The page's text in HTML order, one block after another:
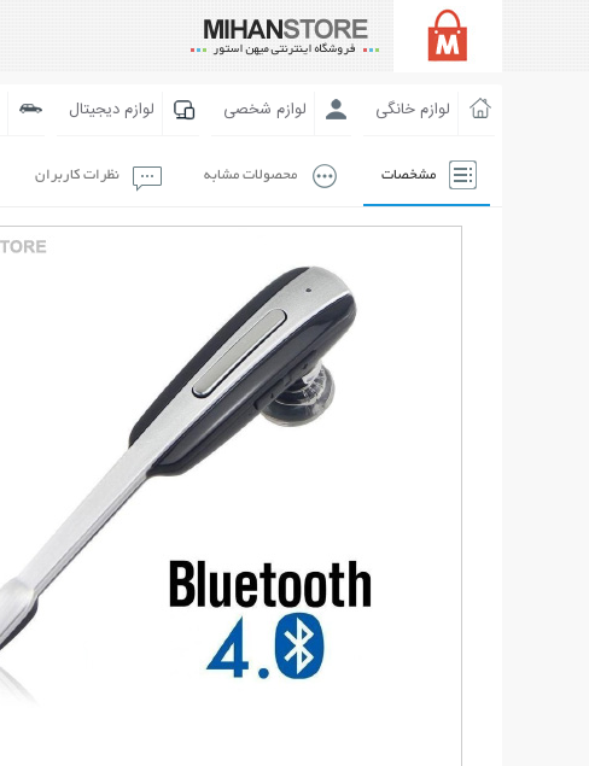
لوازم خانگی لوازم شخصی لوازم دیجیتال
مشخصات محصولات مشابه نظرات کاربران